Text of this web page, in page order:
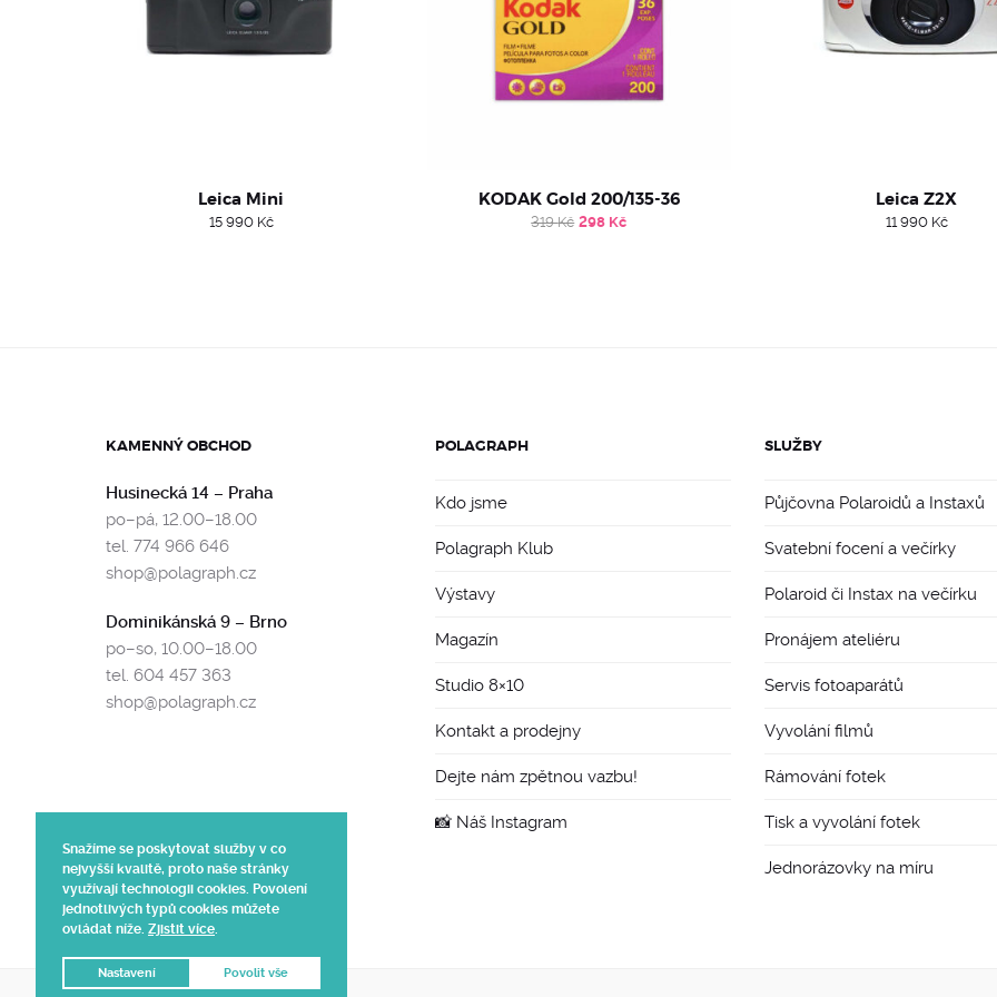
Snažíme se poskytovat služby v co
nejvyšší kvalitě, proto naše stránky
využívají technologii cookies. Povolení
jednotlivých typů cookies můžete
ovládat níže. Zjistit více.
Povolit vše
Nastavení
Leica Mini
15 990 Kč
KODAK Gold 200/135-36
319Kč Original
298 KčCurrent
Leica Z2X
11 990 Kč
KAMENNÝ OBCHOD
Husinecká 14 – Praha
po–pá, 12.00–18.00
tel. 774 966 646
shop@polagraph.cz
Dominikánská 9 – Brno
po–so, 10.00–18.00
tel. 604 457 363
shop@polagraph.cz
POLAGRAPH
Kdo jsme
Polagraph Klub
Výstavy
Magazín
Studio 8×10
Kontakt a prodejny
Dejte nám zpětnou vazbu!
📸 Náš Instagram
SLUŽBY
Půjčovna Polaroidů a Instaxů
Svatební focení a večírky
Polaroid či Instax na večírku
Pronájem ateliéru
Servis fotoaparátů
Vyvolání filmů
Rámování fotek
Tisk a vyvolání fotek
Jednorázovky na míru